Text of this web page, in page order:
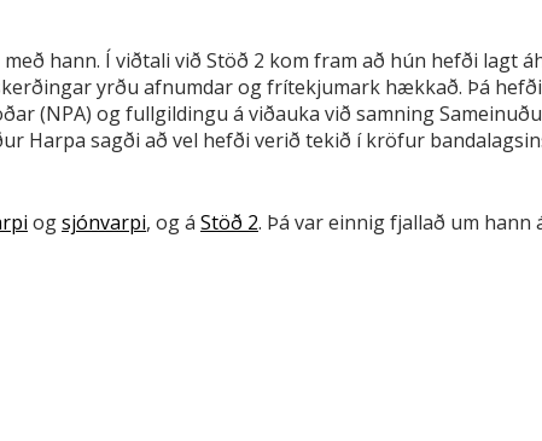
hann. Í viðtali við Stöð 2 kom fram að hún hefði lagt
yrðu afnumdar og frítekjumark hækkað. Þá
(NPA) og fullgildingu á viðauka við samning
Harpa sagði að vel hefði verið tekið í kröfur
ogsjónvarpi, og á Stöð 2. Þá var einnig fjallað um hann